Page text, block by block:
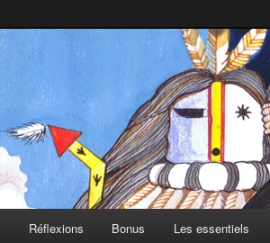
Réflexions Bonus Les essentiels